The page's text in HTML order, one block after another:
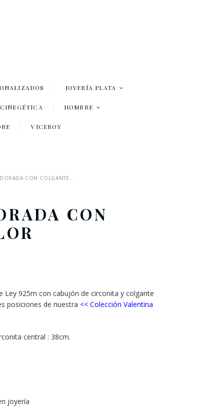
JOYERÍA PLATA
HOMBRE
VICEROY
CON COLGANTE...
CON
Ley 925m con cabujón de circonita y colgante
posiciones de nuestra << Colección Valentina
central : 38cm.
joyería